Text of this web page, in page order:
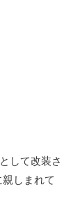
して改装さ
しまれて